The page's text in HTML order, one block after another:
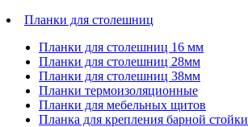
Планки для столешниц
Планки для столешниц 16 мм
Планки для столешниц 28мм
Планки для столешниц 38мм
Планки термоизоляционные
Планки для мебельных щитов
Планка для крепления барной стойки